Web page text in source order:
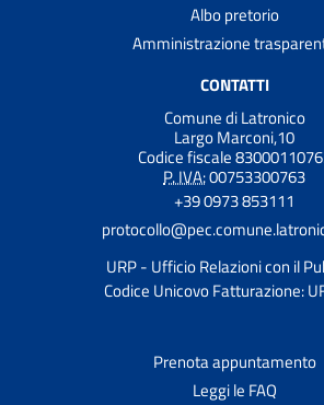
Albo pretorio
Amministrazione
CONTATTI
Comune di Latronico
Largo Marconi,10
Codice fiscale
P. IVA:00753300763
+39 0973 853111
URP - Ufficio Relazioni con il
Codice Unicovo Fatturazione:
Prenota appuntamento
Leggi le FAQ